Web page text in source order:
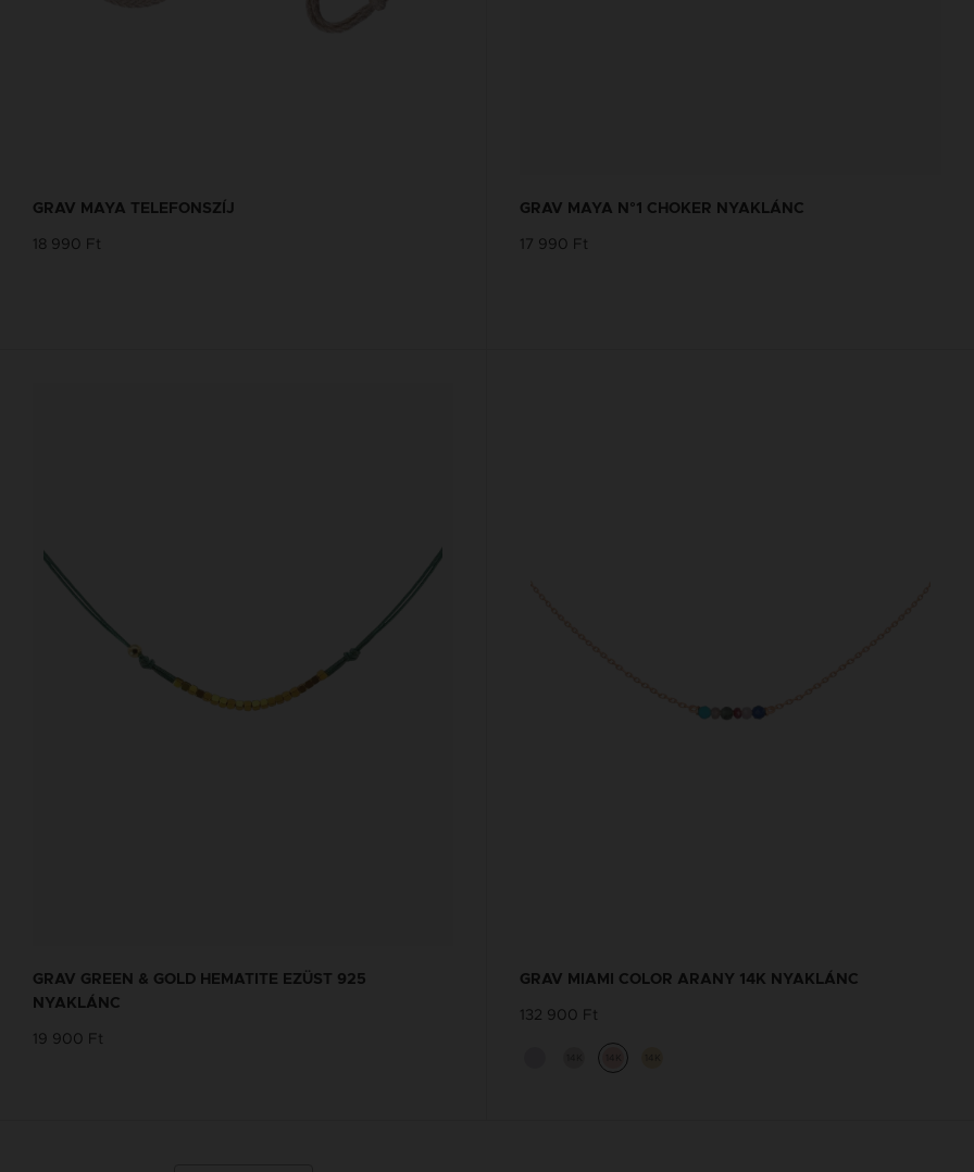
GRAV MAYA TELEFONSZÍJ
18 990 Ft
GRAV MAYA N°1 CHOKER NYAKLÁNC
17 990 Ft
GRAV GREEN & GOLD HEMATITE EZÜST 925
NYAKLÁNC
19 900 Ft
GRAV MIAMI COLOR ARANY 14K NYAKLÁNC
132 900 Ft